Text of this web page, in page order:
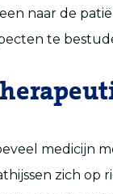
naar de
te
medicijn
zich op